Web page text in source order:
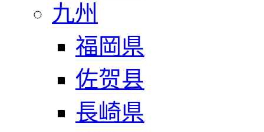
九州
福岡県
佐贺县
長崎県